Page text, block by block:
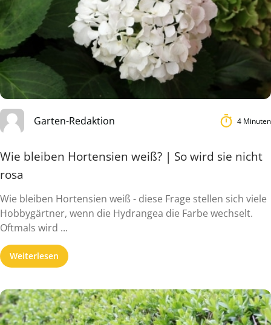
Garten-Redaktion 4 Minuten
Wie bleiben Hortensien weiß? | So wird sie nicht
rosa
Wie bleiben Hortensien weiß - diese Frage stellen sich viele
Hobbygärtner, wenn die Hydrangea die Farbe wechselt.
Oftmals wird ...
Weiterlesen